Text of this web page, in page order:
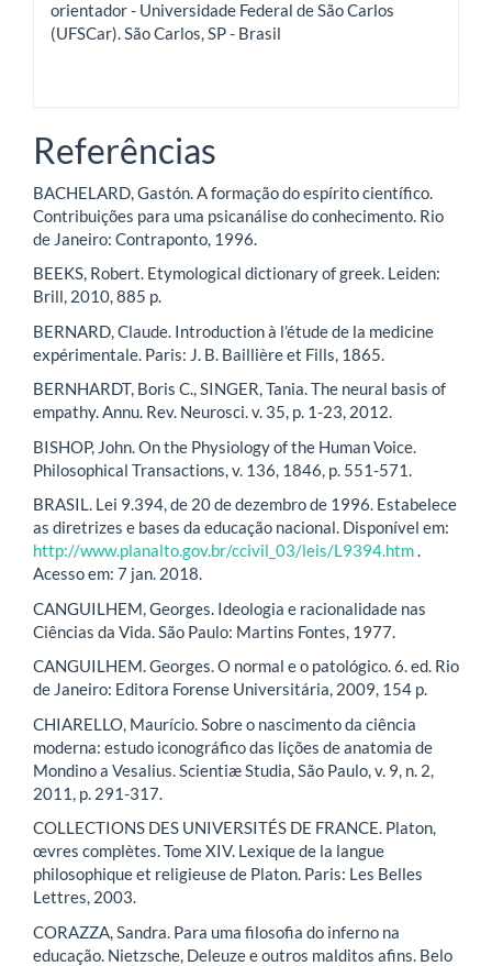
orientador - Universidade Federal de São Carlos
(UFSCar). São Carlos, SP - Brasil
Referências
BACHELARD, Gastón. A formação do espírito científico.
Contribuições para uma psicanálise do conhecimento. Rio
de Janeiro: Contraponto, 1996.
BEEKS, Robert. Etymological dictionary of greek. Leiden:
Brill, 2010, 885 p.
BERNARD, Claude. Introduction à l’étude de la medicine
expérimentale. Paris: J. B. Baillière et Fills, 1865.
BERNHARDT, Boris C., SINGER, Tania. The neural basis of
empathy. Annu. Rev. Neurosci. v. 35, p. 1-23, 2012.
BISHOP, John. On the Physiology of the Human Voice.
Philosophical Transactions, v. 136, 1846, p. 551-571.
BRASIL. Lei 9.394, de 20 de dezembro de 1996. Estabelece
as diretrizes e bases da educação nacional. Disponível em:
http://www.planalto.gov.br/ccivil_03/leis/L9394.htm.
Acesso em: 7 jan. 2018.
CANGUILHEM, Georges. Ideologia e racionalidade nas
Ciências da Vida. São Paulo: Martins Fontes, 1977.
CANGUILHEM. Georges. O normal e o patológico. 6. ed. Rio
de Janeiro: Editora Forense Universitária, 2009, 154 p.
CHIARELLO, Maurício. Sobre o nascimento da ciência
moderna: estudo iconográfico das lições de anatomia de
Mondino a Vesalius. Scientiæ Studia, São Paulo, v. 9, n. 2,
2011, p. 291-317.
COLLECTIONS DES UNIVERSITÉS DE FRANCE. Platon,
œvres complètes. Tome XIV. Lexique de la langue
philosophique et religieuse de Platon. Paris: Les Belles
Lettres, 2003.
CORAZZA, Sandra. Para uma filosofia do inferno na
educação. Nietzsche, Deleuze e outros malditos afins. Belo